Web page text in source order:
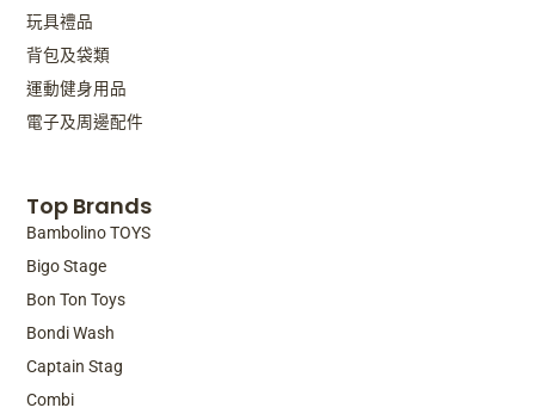
Top Brands
Bambolino TOYS
Bigo Stage
Bon Ton Toys
Bondi Wash
Captain Stag
Combi
玩具禮品
背包及袋類
運動健身用品
電子及周邊配件